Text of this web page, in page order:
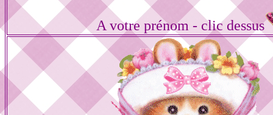
A votre prénom - clic dessus